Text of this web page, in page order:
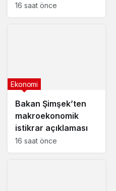
16 saat önce
Bakan Şimşek’ten
makroekonomik
istikrar açıklaması
Ekonomi
16 saat önce